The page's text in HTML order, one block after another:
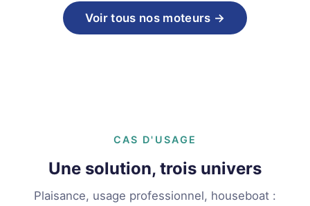
Voir tous nos moteurs →
CAS D'USAGE
Une solution, trois univers
Plaisance, usage professionnel, houseboat :